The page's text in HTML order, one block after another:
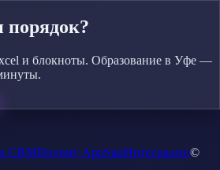
порядок?
и блокноты. Образование в Уфе —
CRMПочему AppStarИнтеграции©